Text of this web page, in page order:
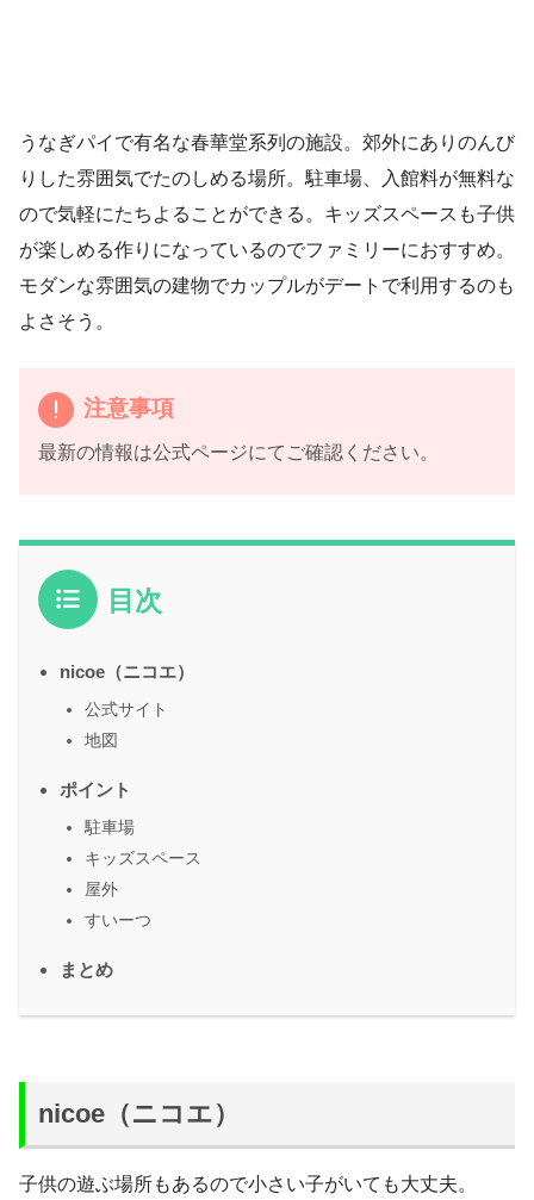
うなぎパイで有名な春華堂系列の施設。郊外にありのんび
りした雰囲気でたのしめる場所。駐車場、入館料が無料な
ので気軽にたちよることができる。キッズスペースも子供
が楽しめる作りになっているのでファミリーにおすすめ。
モダンな雰囲気の建物でカップルがデートで利用するのも
よさそう。
注意事項
最新の情報は公式ページにてご確認ください。
目次
nicoe（ニコエ）
公式サイト
地図
ポイント
駐車場
キッズスペース
屋外
すいーつ
まとめ
nicoe（ニコエ）
子供の遊ぶ場所もあるので小さい子がいても大丈夫。